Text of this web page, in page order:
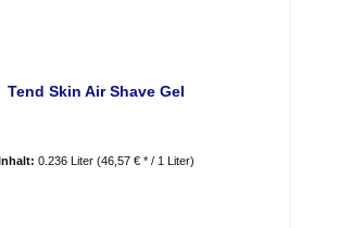
Tend Skin Air Shave Gel
Inhalt: 0.236 Liter (46,57 € * / 1 Liter)